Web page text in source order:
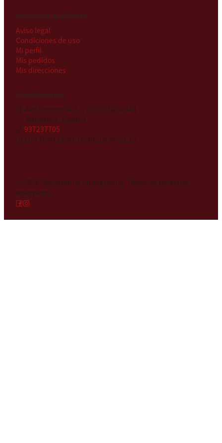
Aviso legal
Condiciones de uso
Mi perfil
Mis pedidos
Mis direcciones
Avd Concordia, 57, 08206 Sabadell
Barcelona, España
937237705
Lun-Dom 11:30-16:30, 19:30-23:15
© 2026 Restaurante Changsheng. Todos los derechos
reservados.